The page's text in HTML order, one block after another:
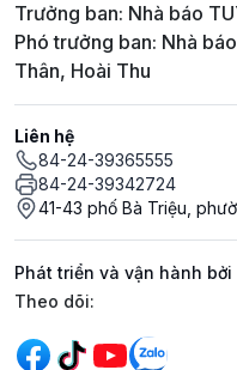
Trưởng ban: Nhà báo
Phó trưởng ban: Nhà
Thân, Hoài Thu
Liên hệ
84-24-39365555
84-24-39342724
41-43 phố Bà Triệu,
Phát triển và vận hành bởi
Mạng xã hội
Theo dõi: